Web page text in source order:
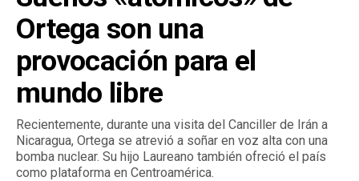
Ortega son una
provocación para el
mundo libre
Recientemente, durante una visita del Canciller de Irán a
Nicaragua, Ortega se atrevió a soñar en voz alta con una
bomba nuclear. Su hijo Laureano también ofreció el país
como plataforma en Centroamérica.